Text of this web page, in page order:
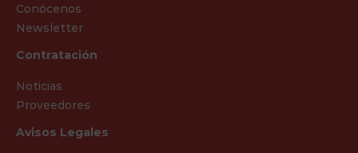
Conócenos
Newsletter
Contratación
Noticias
Proveedores
Avisos Legales